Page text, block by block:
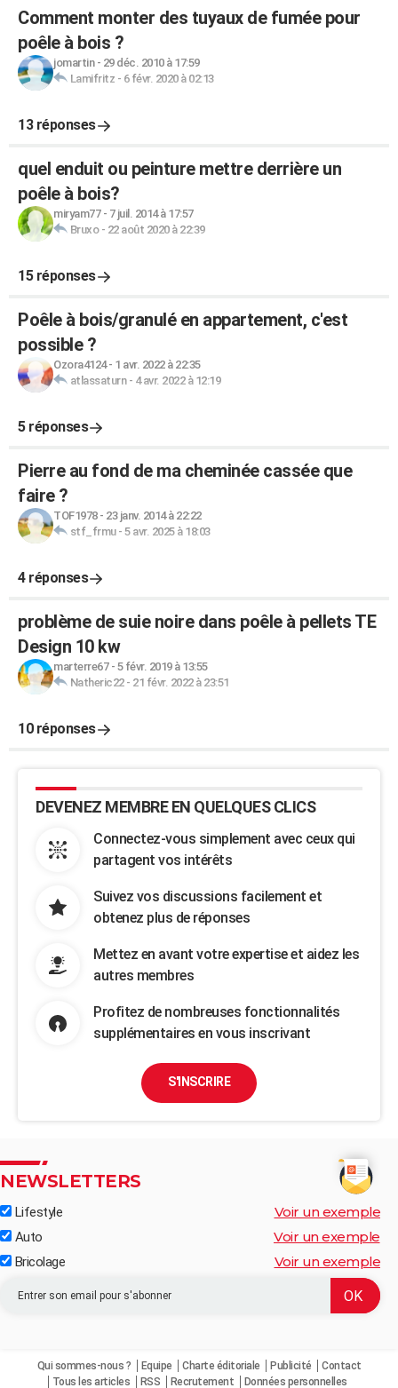
Comment monter des tuyaux de fumée pour
poêle à bois ?
jomartin- 29 déc. 2010 à 17:59
Lamifritz - 6 févr. 2020 à 02:13
13 réponses
quel enduit ou peinture mettre derrière un
poêle à bois?
miryam77- 7 juil. 2014 à 17:57
Bruxo- 22 août 2020 à 22:39
15 réponses
Poêle à bois/granulé en appartement, c'est
possible ?
Ozora4124- 1 avr. 2022 à 22:35
atlassaturn- 4 avr. 2022 à 12:19
5 réponses
Pierre au fond de ma cheminée cassée que
faire ?
TOF1978- 23 janv. 2014 à 22:22
stf_frmu- 5 avr. 2025 à 18:03
4 réponses
problème de suie noire dans poêle à pellets TE
Design 10 kw
marterre67- 5 févr. 2019 à 13:55
Natheric22- 21 févr. 2022 à 23:51
10 réponses
DEVENEZ MEMBRE EN QUELQUES CLICS
Connectez-vous simplement avec ceux qui
partagent vos intérêts
Suivez vos discussions facilement et
obtenez plus de réponses
Mettez en avant votre expertise et aidez les
autres membres
Profitez de nombreuses fonctionnalités
supplémentaires en vous inscrivant
S'INSCRIRE
NEWSLETTERS
Lifestyle Voir un exemple
Auto Voir un exemple
Bricolage Voir un exemple
Qui sommes-nous ? Equipe Charte éditoriale Publicité
Contact
Tous les articles
RSS Recrutement Données personnelles